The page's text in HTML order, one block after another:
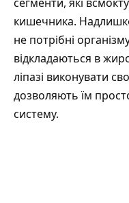
кишечника.
не потрібні
відкладаються в
ліпазі виконувати
дозволяють їм
систему.